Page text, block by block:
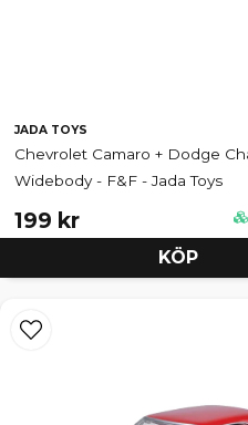
JADA TOYS
Chevrolet Camaro + Dodge
Widebody - F&F - Jada Toys
199 kr
KÖP